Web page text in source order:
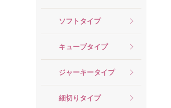
ソフトタイプ
キューブタイプ
ジャーキータイプ
細切りタイプ